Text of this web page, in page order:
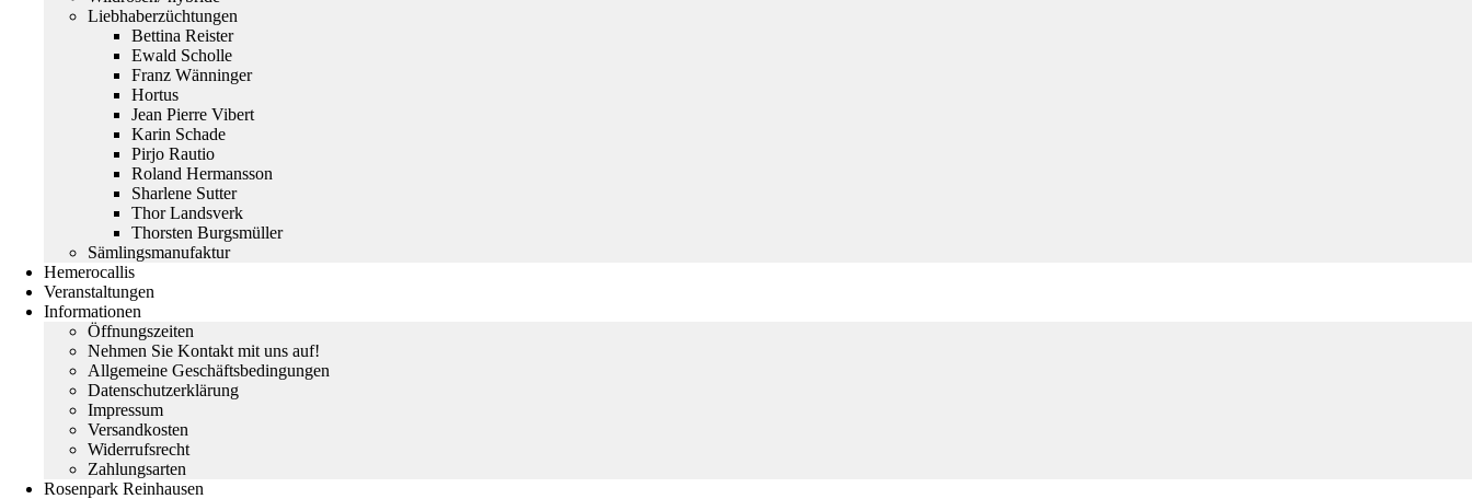
Liebhaberzüchtungen
Bettina Reister
Ewald Scholle
Franz Wänninger
Hortus
Jean Pierre Vibert
Karin Schade
Pirjo Rautio
Roland Hermansson
Sharlene Sutter
Thor Landsverk
Thorsten Burgsmüller
Sämlingsmanufaktur
Hemerocallis
Veranstaltungen
Informationen
Öffnungszeiten
Nehmen Sie Kontakt mit uns auf!
Allgemeine Geschäftsbedingungen
Datenschutzerklärung
Impressum
Versandkosten
Widerrufsrecht
Zahlungsarten
Rosenpark Reinhausen